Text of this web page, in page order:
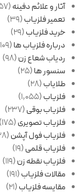
آثار و علائم دفینه(57)
تعمیر فلزیاب(39)
خرید فلزیاب(29)
درباره فلزیاب ها(109)
ردیاب شعاع زن(98)
سنسور ها(25)
طلایاب(28)
فلزیاب(1,055)
فلزیاب بوقی(237)
فلزیاب تصویری(175)
فلزیاب فول آپشن(38)
فلزیاب قلمی(19)
فلزیاب نقطه زن(119)
مقالات فلزیاب(191)
مقایسه فلزیاب(21)